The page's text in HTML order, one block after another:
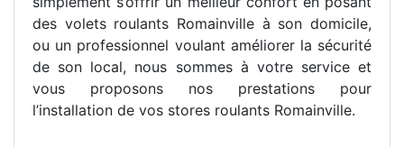
des volets roulants Romainville à son domicile,
ou un professionnel voulant améliorer la sécurité
de son local, nous sommes à votre service et
vous proposons nos prestations pour
l’installation de vos stores roulants Romainville.